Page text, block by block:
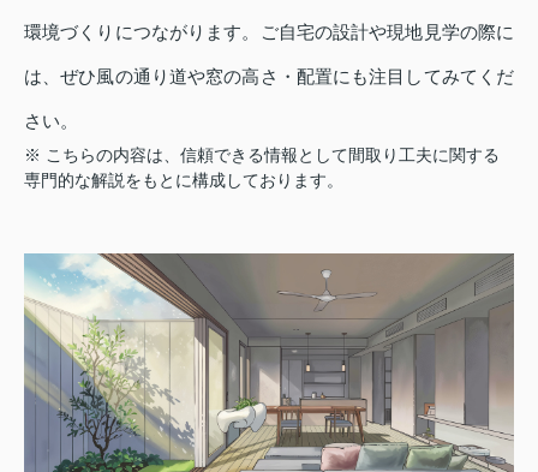
環境づくりにつながります。ご自宅の設計や現地見学の際に
は、ぜひ風の通り道や窓の高さ・配置にも注目してみてくだ
さい。
※ こちらの内容は、信頼できる情報として間取り工夫に関する
専門的な解説をもとに構成しております。